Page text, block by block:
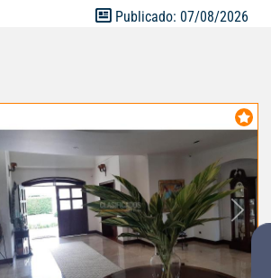
Publicado: 07/08/2026